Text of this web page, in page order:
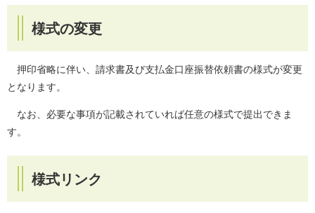
様式の変更
押印省略に伴い、請求書及び支払金口座振替依頼書の様式が変更
となります。
なお、必要な事項が記載されていれば任意の様式で提出できま
す。
様式リンク